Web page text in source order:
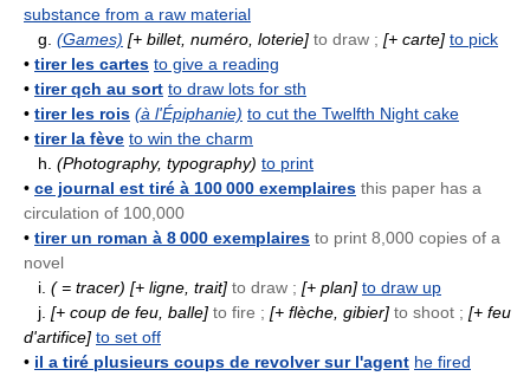
substance from a raw material
g. (Games) [+ billet, numéro, loterie] to draw ; [+ carte] to pick
• tirer les cartes to give a reading
• tirer qch au sort to draw lots for sth
• tirer les rois (à l'Épiphanie) to cut the Twelfth Night cake
• tirer la fève to win the charm
h. (Photography, typography) to print
• ce journal est tiré à 100 000 exemplaires this paper has a
circulation of 100,000
• tirer un roman à 8 000 exemplaires to print 8,000 copies of a
novel
i. ( = tracer) [+ ligne, trait] to draw ; [+ plan] to draw up
j. [+ coup de feu, balle] to fire ; [+ flèche, gibier] to shoot ; [+ feu
d'artifice] to set off
• il a tiré plusieurs coups de revolver sur l'agent he fired